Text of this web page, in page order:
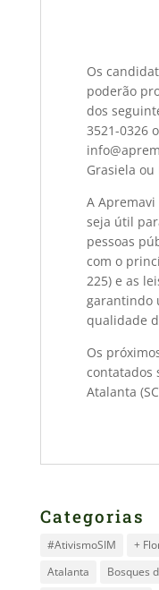
Os
poderão
dos
3521-0326
Grasiela
A
seja útil
pessoas
com o
225) e as
garantindo
qualidade
Os
contatados
Atalanta
Categorias
#AtivismoSIM +
Atalanta
Bosques